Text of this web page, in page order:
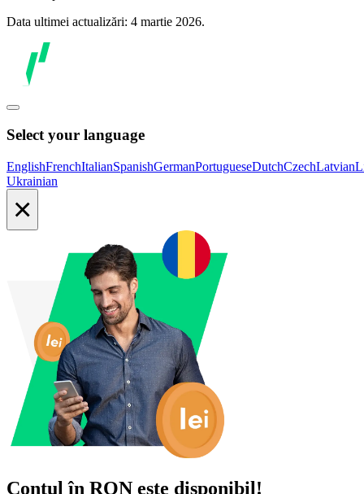
Data ultimei actualizări: 4 martie 2026.
Select your language
EnglishFrenchItalianSpanishGermanPortugueseDutchCzechLatvian
Ukrainian
×
Contul în RON este disponibil!